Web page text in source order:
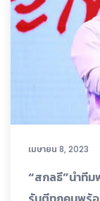
เมษายน 8, 2023
“สกลธี”นำทีม